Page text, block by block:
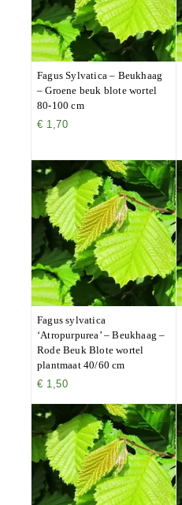
Fagus Sylvatica – Beukhaag
– Groene beuk blote wortel
80-100 cm
€ 1,70
Fagus sylvatica
‘Atropurpurea’ – Beukhaag –
Rode Beuk Blote wortel
plantmaat 40/60 cm
€ 1,50